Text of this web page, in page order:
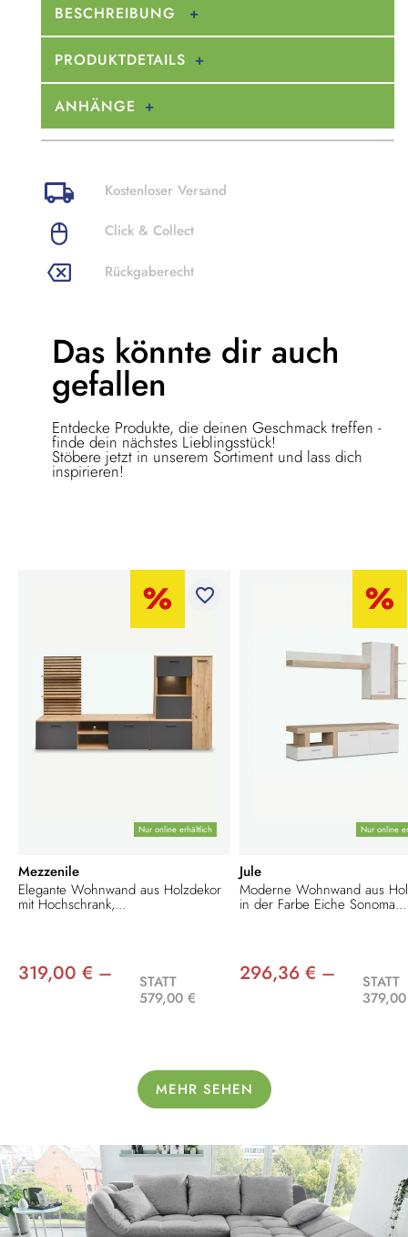
BESCHREIBUNG
PRODUKTDETAILS
ANHÄNGE
Kostenloser Versand
Click & Collect
Rückgaberecht
Das könnte dir auch
gefallen
Entdecke Produkte, die deinen Geschmack treffen -
finde dein nächstes Lieblingsstück!
Stöbere jetzt in unserem Sortiment und lass dich
inspirieren!
Nur online erhältlich
favorite_border
Mezzenile
Elegante Wohnwand aus Holzdekor
mit Hochschrank,...
319,00 € –
STATT
579,00 €
Nur online
Jule
Moderne Wohnwand aus
in der Farbe Eiche Sonoma...
296,36 € –
STATT
MEHR SEHEN